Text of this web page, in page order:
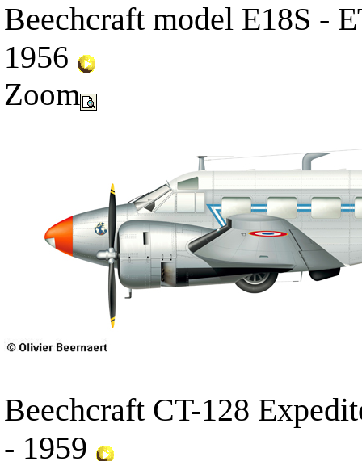
Beechcraft model E18S -
1956
Zoom
Beechcraft CT-128
- 1959